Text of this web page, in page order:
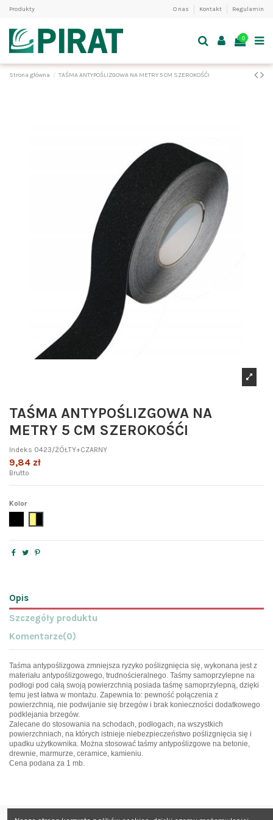
Produkty O nas Kontakt Regulamin
0
Strona główna TAŚMA ANTYPOŚLIZGOWA NA METRY 5 CM SZEROKOŚĆI
TAŚMA ANTYPOŚLIZGOWA NA
METRY 5 CM SZEROKOŚĆI
Indeks 0423/ŻÓŁTY+CZARNY
9,84 zł
Brutto
Kolor
Opis
Szczegóły produktu
Komentarze(0)
Taśma antypoślizgowa zmniejsza ryzyko poślizgnięcia się, wykonana jest z
materiału antypoślizgowego, trudnościeralnego. Taśmy samoprzylepne na
podłogi pod całą swoją powierzchnią posiada taśmę samoprzylepną, dzięki
temu jest łatwa w montażu. Zapewnia to: pewność połączenia z
powierzchnią, nie podwijanie się brzegów i brak konieczności dodatkowego
podklejania brzegów.
Zalecane do stosowania na schodach, podłogach, na wszystkich
powierzchniach, na których istnieje niebezpieczeństwo poślizgnięcia się i
upadku użytkownika. Można stosować taśmy antypoślizgowe na betonie,
drewnie, marmurze, ceramice, kamieniu.
Cena podana za 1 mb.